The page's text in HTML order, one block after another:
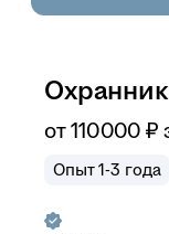
от110 000 ₽
Опыт 1-3 года